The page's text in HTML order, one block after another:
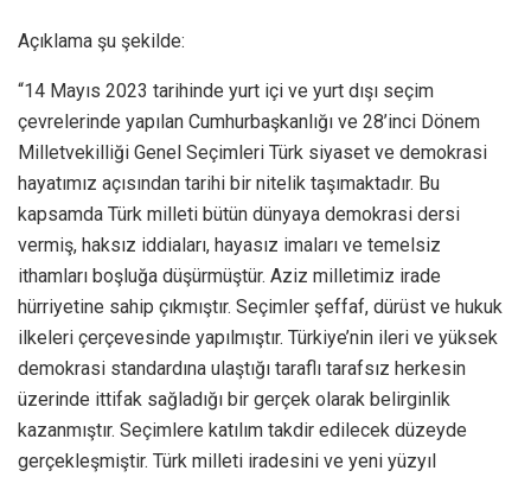
Açıklama şu şekilde:
“14 Mayıs 2023 tarihinde yurt içi ve yurt dışı seçim
çevrelerinde yapılan Cumhurbaşkanlığı ve 28’inci Dönem
Milletvekilliği Genel Seçimleri Türk siyaset ve demokrasi
hayatımız açısından tarihi bir nitelik taşımaktadır. Bu
kapsamda Türk milleti bütün dünyaya demokrasi dersi
vermiş, haksız iddiaları, hayasız imaları ve temelsiz
ithamları boşluğa düşürmüştür. Aziz milletimiz irade
hürriyetine sahip çıkmıştır. Seçimler şeffaf, dürüst ve hukuk
ilkeleri çerçevesinde yapılmıştır. Türkiye’nin ileri ve yüksek
demokrasi standardına ulaştığı taraflı tarafsız herkesin
üzerinde ittifak sağladığı bir gerçek olarak belirginlik
kazanmıştır. Seçimlere katılım takdir edilecek düzeyde
gerçekleşmiştir. Türk milleti iradesini ve yeni yüzyıl